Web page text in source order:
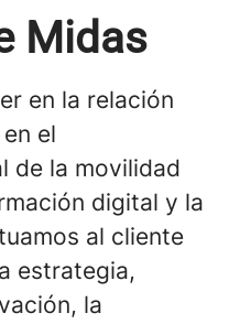
Midas
en la relación
el
de la movilidad
digital y la
al cliente
estrategia,
la